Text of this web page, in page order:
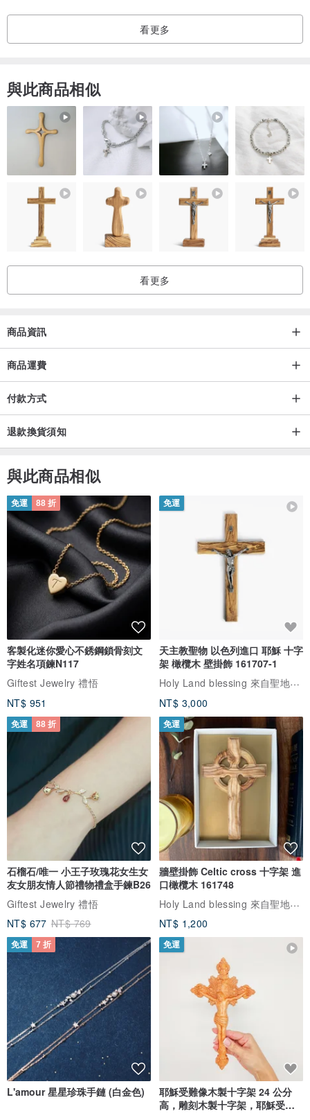
看更多
與此商品相似
看更多
商品資訊
商品運費
付款方式
退款換貨須知
與此商品相似
免運 88 折
客製化迷你愛心不銹鋼鎖骨刻文
字姓名項鍊N117
Giftest Jewelry 禮悟
NT$ 951
免運
天主教聖物 以色列進口 耶穌 十字
架 橄欖木 壁掛飾 161707-1
Holy Land blessing 來自聖地的祝福
NT$ 3,000
免運 88 折
石榴石/唯一 小王子玫瑰花女生女
友女朋友情人節禮物禮盒手鍊B26
Giftest Jewelry 禮悟
NT$ 677 NT$ 769
免運
牆壁掛飾 Celtic cross 十字架 進
口橄欖木 161748
Holy Land blessing 來自聖地的祝福
NT$ 1,200
免運 7 折
L'amour 星星珍珠手鏈 (白金色)
免運
耶穌受難像木製十字架 24 公分
高，雕刻木製十字架，耶穌受難